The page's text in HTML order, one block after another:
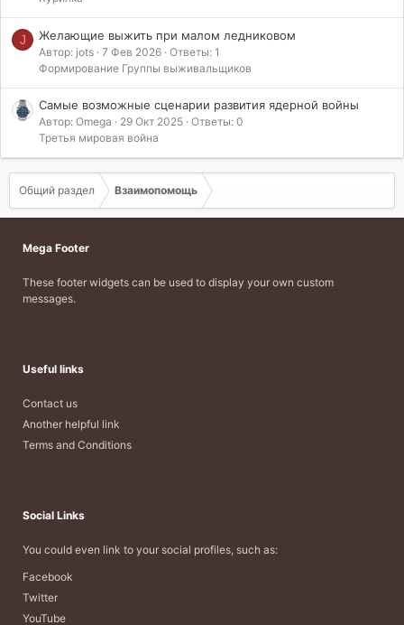
J Желающие выжить при малом ледниковом
Автор: jots 7 Фев 2026 Ответы: 1
Формирование Группы выживальщиков
Самые возможные сценарии развития ядерной войны
Автор: Omega 29 Окт 2025 Ответы: 0
Третья мировая война
Общий раздел Взаимопомощь
Mega Footer
These footer widgets can be used to display your own custom
messages.
Useful links
Contact us
Another helpful link
Terms and Conditions
Social Links
You could even link to your social profiles, such as:
Facebook
Twitter
YouTube